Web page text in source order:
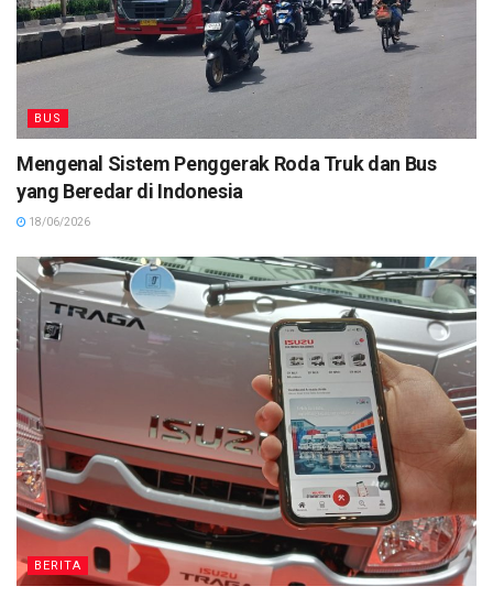
BUS
Mengenal Sistem Penggerak Roda Truk dan Bus
yang Beredar di Indonesia
18/06/2026
BERITA